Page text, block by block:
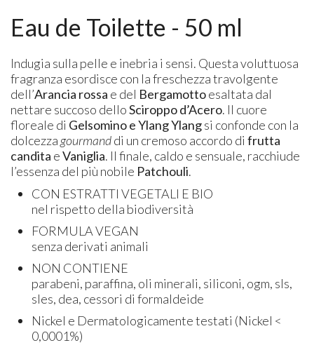
Eau de Toilette - 50 ml
Indugia sulla pelle e inebria i sensi. Questa voluttuosa
fragranza esordisce con la freschezza travolgente
dell’Arancia rossa e del Bergamottoesaltata dal
nettare succoso dello Sciroppo d’Acero. Il cuore
floreale di Gelsomino e Ylang Ylangsi confonde con la
dolcezza gourmanddi un cremoso accordo di frutta
candita e Vaniglia. Il finale, caldo e sensuale, racchiude
l’essenza del più nobile Patchouli.
CON ESTRATTI VEGETALI E BIO
nel rispetto della biodiversità
FORMULA VEGAN
senza derivati animali
NON CONTIENE
parabeni, paraffina, oli minerali, siliconi, ogm, sls,
sles, dea, cessori di formaldeide
Nickel e Dermatologicamente testati (Nickel <
0,0001%)